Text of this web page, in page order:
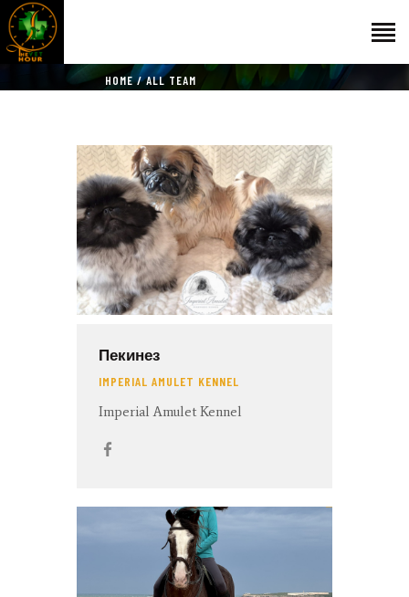
HOME ALL TEAM
ЕКИП
КАТАЛОГ
THE VET HOUR
БЛОГ
КОНТАКТ
Пекинез
IMPERIAL AMULET KENNEL
Imperial Amulet Kennel